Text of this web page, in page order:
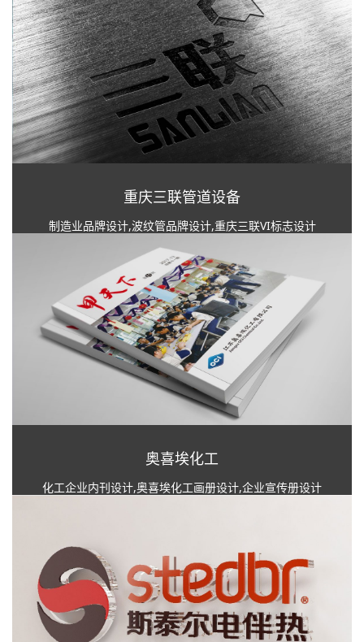
重庆三联管道设备
制造业品牌设计,波纹管品牌设计,重庆三联VI标志设计
奥喜埃化工
化工企业内刊设计,奥喜埃化工画册设计,企业宣传册设计